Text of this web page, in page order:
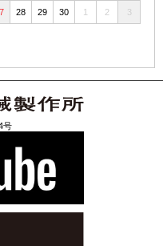
28 29 30 1 2 3
14号